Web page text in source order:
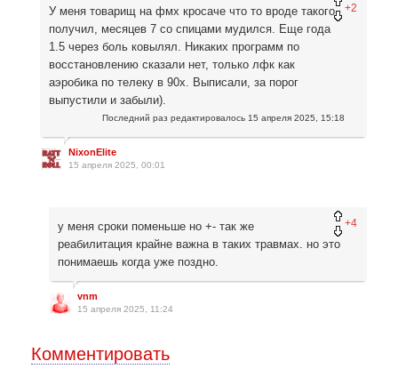
+2
У меня товарищ на фмх кросаче что то вроде такого
получил, месяцев 7 со спицами мудился. Еще года
1.5 через боль ковылял. Никаких программ по
восстановлению сказали нет, только лфк как
аэробика по телеку в 90х. Выписали, за порог
выпустили и забыли).
Последний раз редактировалось 15 апреля 2025, 15:18
NixonElite
15 апреля 2025, 00:01
+4
у меня сроки поменьше но +- так же
реабилитация крайне важна в таких травмах. но это
понимаешь когда уже поздно.
vnm
15 апреля 2025, 11:24
Комментировать